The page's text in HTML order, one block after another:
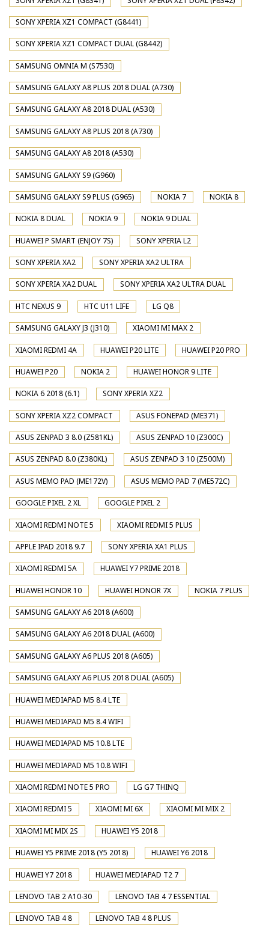
SONY XPERIA XZ1 COMPACT (G8441)
SONY XPERIA XZ1 COMPACT DUAL (G8442)
SAMSUNG OMNIA M (S7530)
SAMSUNG GALAXY A8 PLUS 2018 DUAL (A730)
SAMSUNG GALAXY A8 2018 DUAL (A530)
SAMSUNG GALAXY A8 PLUS 2018 (A730)
SAMSUNG GALAXY A8 2018 (A530)
SAMSUNG GALAXY S9 (G960)
SAMSUNG GALAXY S9 PLUS (G965) NOKIA 7 NOKIA 8
NOKIA 8 DUAL NOKIA 9 NOKIA 9 DUAL
HUAWEI P SMART (ENJOY 7S) SONY XPERIA L2
SONY XPERIA XA2 SONY XPERIA XA2 ULTRA
SONY XPERIA XA2 DUAL SONY XPERIA XA2 ULTRA DUAL
HTC NEXUS 9 HTC U11 LIFE LG Q8
SAMSUNG GALAXY J3 (J310) XIAOMI MI MAX 2
XIAOMI REDMI 4A HUAWEI P20 LITE HUAWEI P20 PRO
HUAWEI P20 NOKIA 2 HUAWEI HONOR 9 LITE
NOKIA 6 2018 (6.1) SONY XPERIA XZ2
SONY XPERIA XZ2 COMPACT ASUS FONEPAD (ME371)
ASUS ZENPAD 3 8.0 (Z581KL) ASUS ZENPAD 10 (Z300C)
ASUS ZENPAD 8.0 (Z380KL) ASUS ZENPAD 3 10 (Z500M)
ASUS MEMO PAD (ME172V) ASUS MEMO PAD 7 (ME572C)
GOOGLE PIXEL 2 XL GOOGLE PIXEL 2
XIAOMI REDMI NOTE 5 XIAOMI REDMI 5 PLUS
APPLE IPAD 2018 9.7 SONY XPERIA XA1 PLUS
XIAOMI REDMI 5A HUAWEI Y7 PRIME 2018
HUAWEI HONOR 10 HUAWEI HONOR 7X NOKIA 7 PLUS
SAMSUNG GALAXY A6 2018 (A600)
SAMSUNG GALAXY A6 2018 DUAL (A600)
SAMSUNG GALAXY A6 PLUS 2018 (A605)
SAMSUNG GALAXY A6 PLUS 2018 DUAL (A605)
HUAWEI MEDIAPAD M5 8.4 LTE
HUAWEI MEDIAPAD M5 8.4 WIFI
HUAWEI MEDIAPAD M5 10.8 LTE
HUAWEI MEDIAPAD M5 10.8 WIFI
XIAOMI REDMI NOTE 5 PRO LG G7 THINQ
XIAOMI REDMI 5 XIAOMI MI 6X XIAOMI MI MIX 2
XIAOMI MI MIX 2S HUAWEI Y5 2018
HUAWEI Y5 PRIME 2018 (Y5 2018) HUAWEI Y6 2018
HUAWEI Y7 2018 HUAWEI MEDIAPAD T2 7
LENOVO TAB 2 A10-30 LENOVO TAB 4 7 ESSENTIAL
LENOVO TAB 4 8 LENOVO TAB 4 8 PLUS